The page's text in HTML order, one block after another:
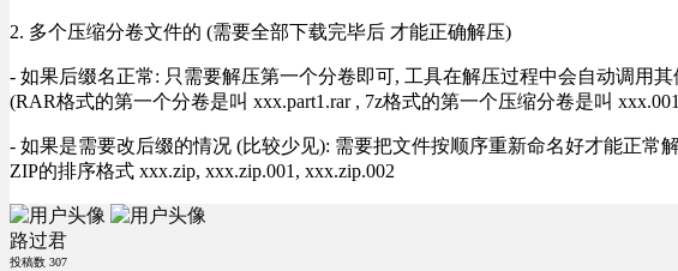
2. 多个压缩分卷文件的 (需要全部下载完毕后 才能正确解压)
- 如果后缀名正常: 只需要解压第一个分卷即可, 工具在解压过程中会自动调用
(RAR格式的第一个分卷是叫 xxx.part1.rar , 7z格式的第一个压缩分卷是叫
- 如果是需要改后缀的情况 (比较少见): 需要把文件按顺序重新命名好才能正常
ZIP的排序格式 xxx.zip, xxx.zip.001, xxx.zip.002
路过君
投稿数 307